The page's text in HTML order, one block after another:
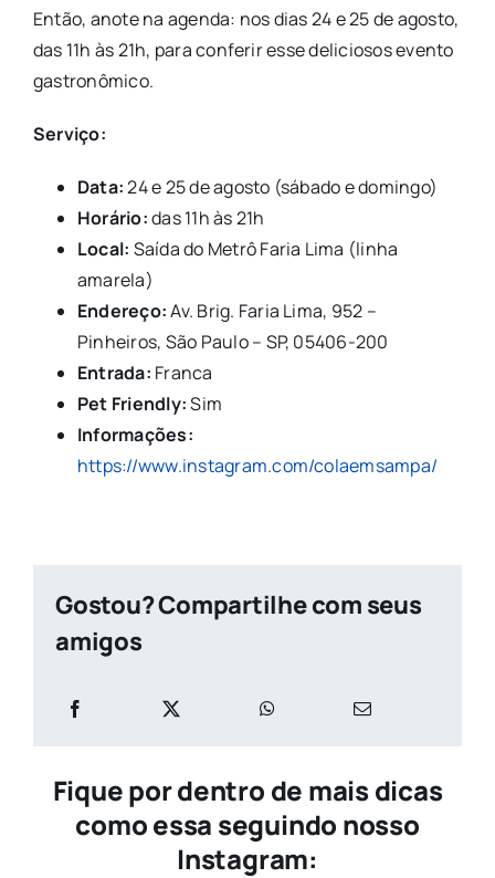
Então, anote na agenda: nos dias 24 e 25 de agosto,
das 11h às 21h, para conferir esse deliciosos evento
gastronômico.
Serviço:
Data:24 e 25 de agosto (sábado e domingo)
Horário:das 11h às 21h
Local: Saída do Metrô Faria Lima (linha
amarela)
Endereço:Av. Brig. Faria Lima, 952 –
Pinheiros, São Paulo – SP, 05406-200
Entrada: Franca
Pet Friendly:Sim
Informações:
https://www.instagram.com/colaemsampa/
Gostou? Compartilhe com seus
amigos
Fique por dentro de mais dicas
como essa seguindo nosso
Instagram: